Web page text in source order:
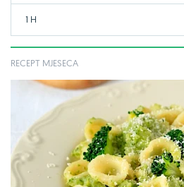
1 H
RECEPT MJESECA